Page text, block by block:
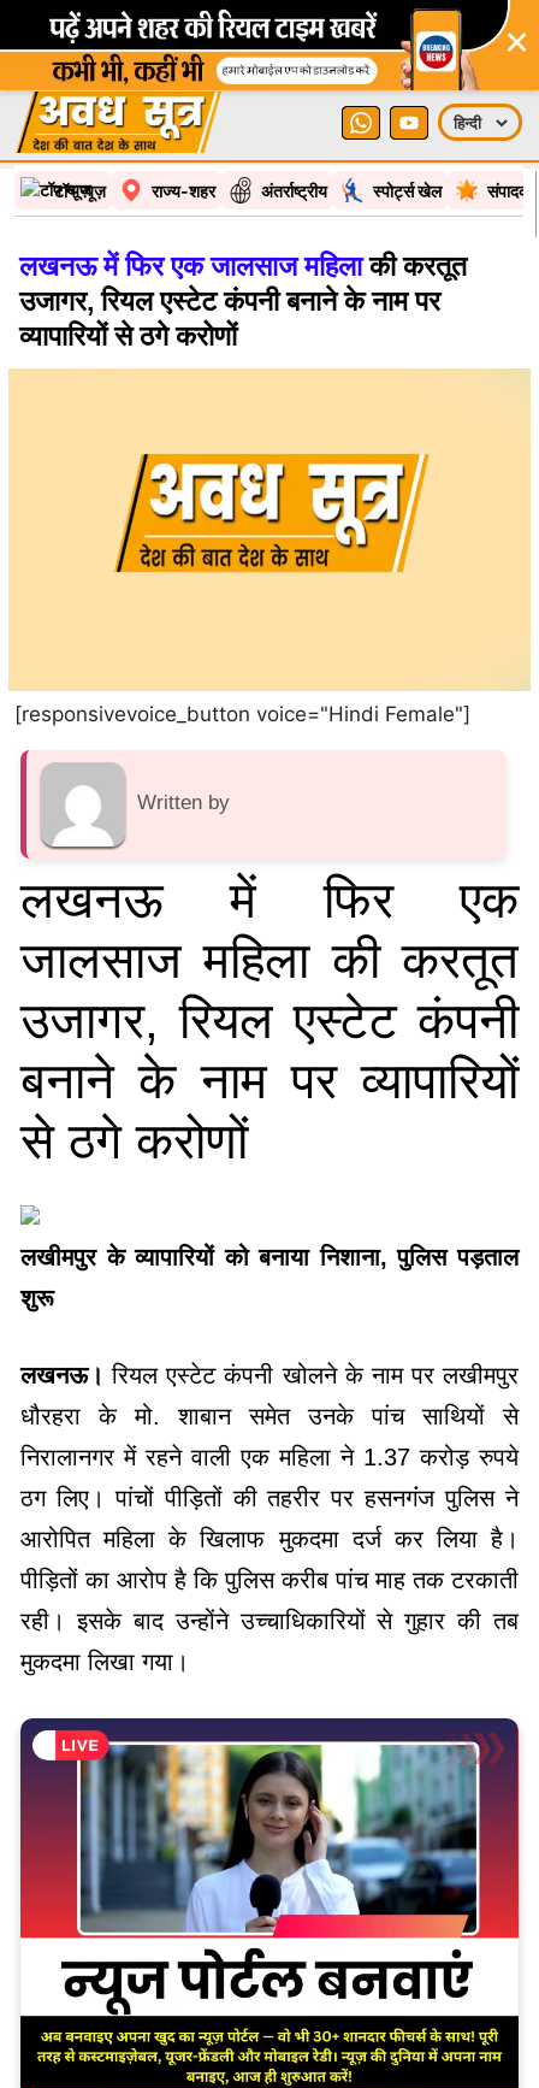
×
टॉप न्यूज़ राज्य-शहर अंतर्राष्ट्रीय स्पोर्ट्स खेल
लखनऊ में फिर एक जालसाज महिलाकी करतूत
उजागर, रियल एस्टेट कंपनी बनाने के नाम पर
व्यापारियों से ठगे करोणों
[responsivevoice_button voice="Hindi Female"]
Written by
लखनऊ में फिर एक
जालसाज महिला की करतूत
उजागर, रियल एस्टेट कंपनी
बनाने के नाम पर व्यापारियों
से ठगे करोणों
लखीमपुर के व्यापारियों को बनाया निशाना, पुलिस पड़ताल
शुरू
लखनऊ।रियल एस्टेट कंपनी खोलने के नाम पर लखीमपुर
धौरहरा के मो. शाबान समेत उनके पांच साथियों से
निरालानगर में रहने वाली एक महिला ने 1.37 करोड़ रुपये
ठग लिए। पांचों पीड़ितों की तहरीर पर हसनगंंज पुलिस ने
आरोपित महिला के खिलाफ मुकदमा दर्ज कर लिया है।
पीड़ितों का आरोप है कि पुलिस करीब पांच माह तक टरकाती
रही। इसके बाद उन्होंने उच्चाधिकारियों से गुहार की तब
मुकदमा लिखा गया।